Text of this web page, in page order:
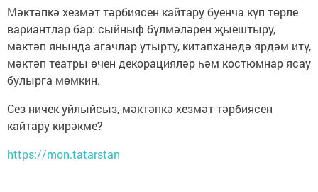
Мәктәпкә хезмәт тәрбиясен кайтару буенча күп төрле
вариантлар бар: сыйныф бүлмәләрен җыештыру,
мәктәп янында агачлар утырту, китапханәдә ярдәм итү,
мәктәп театры өчен декорацияләр һәм костюмнар ясау
булырга мөмкин.
Сез ничек уйлыйсыз, мәктәпкә хезмәт тәрбиясен
кайтару кирәкме?
https://mon.tatarstan